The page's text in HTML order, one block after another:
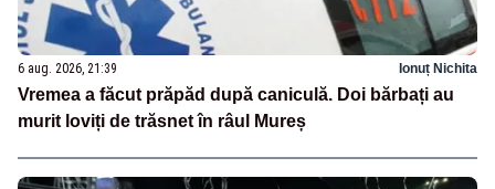
6 aug. 2026, 21:39 Ionuț Nichita
Vremea a făcut prăpăd după caniculă. Doi bărbați au
murit loviți de trăsnet în râul Mureș